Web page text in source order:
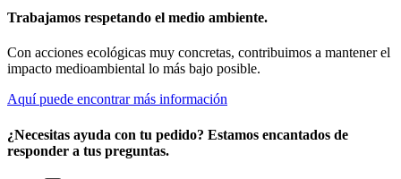
Trabajamos respetando el medio ambiente.
Con acciones ecológicas muy concretas, contribuimos a mantener el
impacto medioambiental lo más bajo posible.
Aquí puede encontrar más información
¿Necesitas ayuda con tu pedido? Estamos encantados de
responder a tus preguntas.